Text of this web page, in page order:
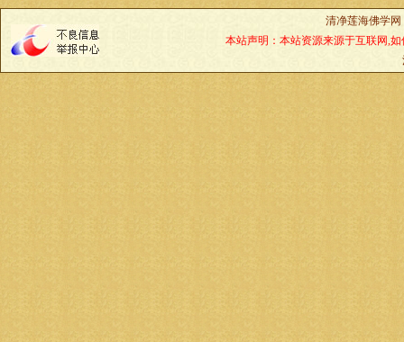
清净莲海佛学网
本站声明：本站资源来源于互联网,